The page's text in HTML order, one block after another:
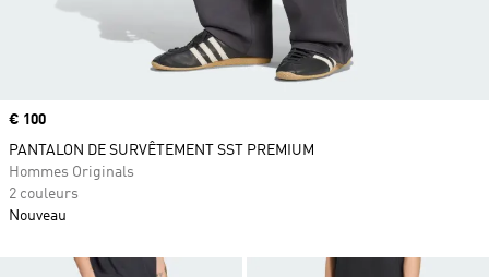
Prix
€ 100
PANTALON DE SURVÊTEMENT SST PREMIUM
Hommes Originals
2 couleurs
Nouveau